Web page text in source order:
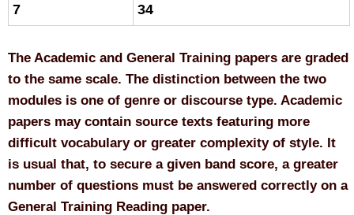
7
34
The Academic and General Training papers are graded
to the same scale. The distinction between the two
modules is one of genre or discourse type. Academic
papers may contain source texts featuring more
difficult vocabulary or greater complexity of style. It
is usual that, to secure a given band score, a greater
number of questions must be answered correctly on a
General Training Reading paper.